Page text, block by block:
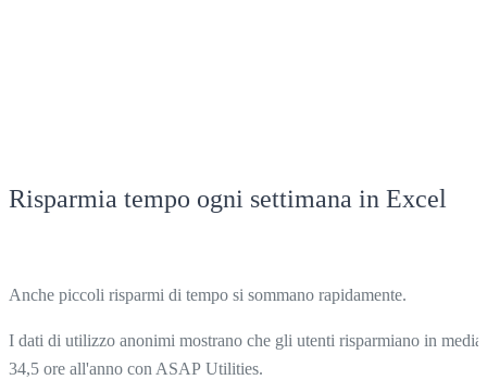
Risparmia tempo ogni settimana in Excel
Anche piccoli risparmi di tempo si sommano rapidamente.
I dati di utilizzo anonimi mostrano che gli utenti risparmiano in media
34,5 ore all'anno con ASAP Utilities.